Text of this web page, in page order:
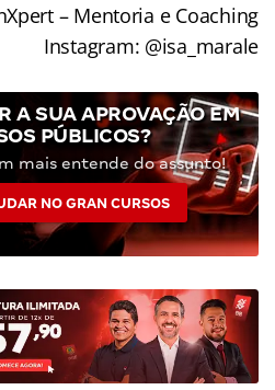
– Mentoria e Coaching
Instagram: @isa_marale
A SUA APROVAÇÃO EM
PÚBLICOS?
mais entende do assunto!
NO GRAN CURSOS